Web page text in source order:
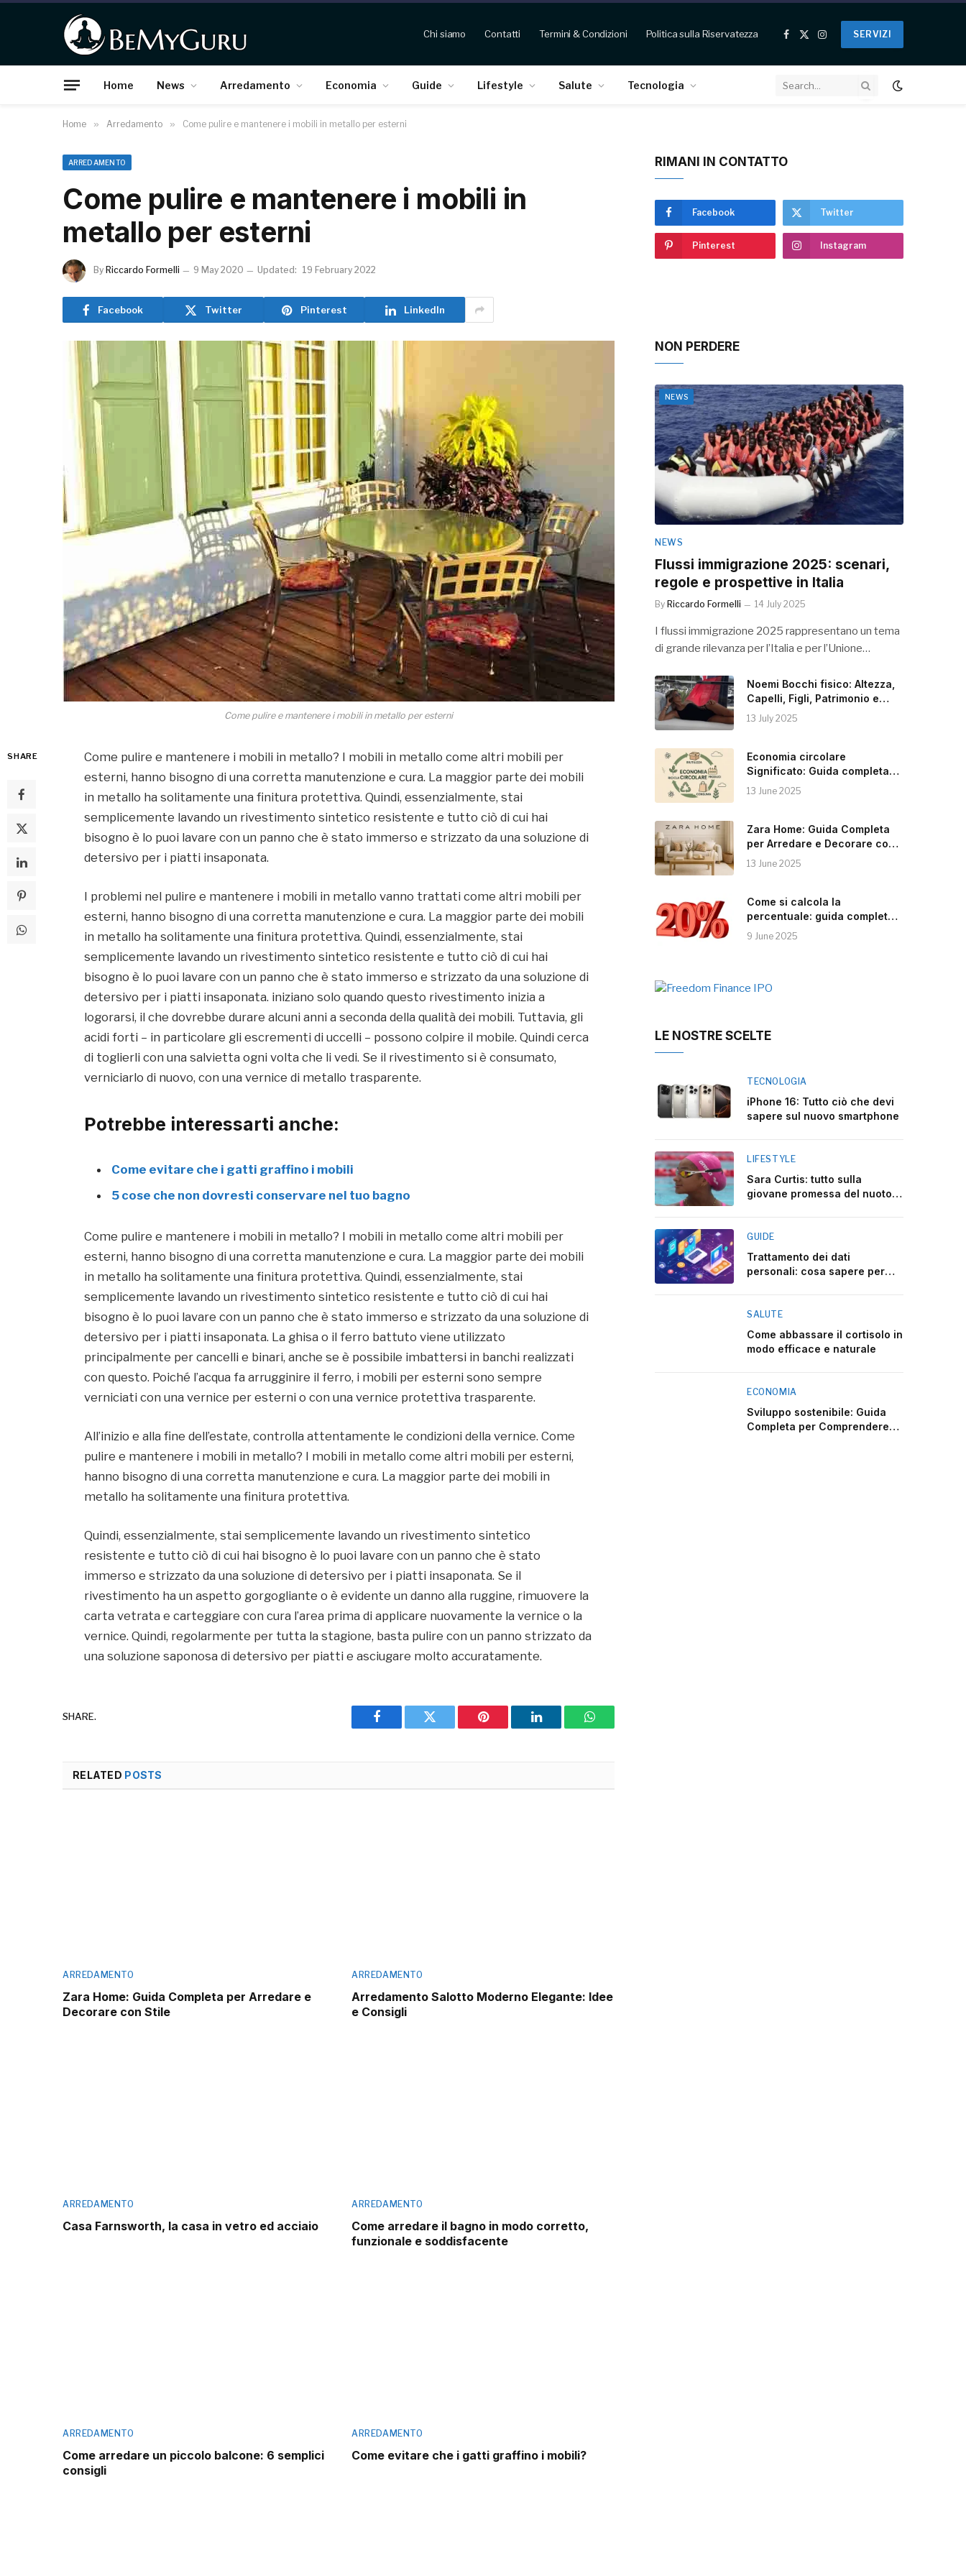
Chi siamo Contatti Termini & Condizioni Politica sulla Riservatezza
Facebook
X
Instagram
SERVIZI
Home News Arredamento Economia Guide Lifestyle Salute Tecnologia
Home » Arredamento » Come pulire e mantenere i mobili in metallo per esterni
ARREDAMENTO
Come pulire e mantenere i mobili in
metallo per esterni
By Riccardo Formelli 9 May 2020 Updated: 19 February 2022
Facebook Twitter Pinterest LinkedIn
Come pulire e mantenere i mobili in metallo per esterni
SHARE
Come pulire e mantenere i mobili in metallo? I mobili in metallo come altri mobili per
esterni, hanno bisogno di una corretta manutenzione e cura. La maggior parte dei mobili
in metallo ha solitamente una finitura protettiva. Quindi, essenzialmente, stai
semplicemente lavando un rivestimento sintetico resistente e tutto ciò di cui hai
bisogno è lo puoi lavare con un panno che è stato immerso e strizzato da una soluzione di
detersivo per i piatti insaponata.
I problemi nel pulire e mantenere i mobili in metallo vanno trattati come altri mobili per
esterni, hanno bisogno di una corretta manutenzione e cura. La maggior parte dei mobili
in metallo ha solitamente una finitura protettiva. Quindi, essenzialmente, stai
semplicemente lavando un rivestimento sintetico resistente e tutto ciò di cui hai
bisogno è lo puoi lavare con un panno che è stato immerso e strizzato da una soluzione di
detersivo per i piatti insaponata. iniziano solo quando questo rivestimento inizia a
logorarsi, il che dovrebbe durare alcuni anni a seconda della qualità dei mobili. Tuttavia, gli
acidi forti – in particolare gli escrementi di uccelli – possono colpire il mobile. Quindi cerca
di toglierli con una salvietta ogni volta che li vedi. Se il rivestimento si è consumato,
verniciarlo di nuovo, con una vernice di metallo trasparente.
Potrebbe interessarti anche:
Come evitare che i gatti graffino i mobili
5 cose che non dovresti conservare nel tuo bagno
Come pulire e mantenere i mobili in metallo? I mobili in metallo come altri mobili per
esterni, hanno bisogno di una corretta manutenzione e cura. La maggior parte dei mobili
in metallo ha solitamente una finitura protettiva. Quindi, essenzialmente, stai
semplicemente lavando un rivestimento sintetico resistente e tutto ciò di cui hai
bisogno è lo puoi lavare con un panno che è stato immerso e strizzato da una soluzione di
detersivo per i piatti insaponata. La ghisa o il ferro battuto viene utilizzato
principalmente per cancelli e binari, anche se è possibile imbattersi in banchi realizzati
con questo. Poiché l’acqua fa arrugginire il ferro, i mobili per esterni sono sempre
verniciati con una vernice per esterni o con una vernice protettiva trasparente.
All’inizio e alla fine dell’estate, controlla attentamente le condizioni della vernice. Come
pulire e mantenere i mobili in metallo? I mobili in metallo come altri mobili per esterni,
hanno bisogno di una corretta manutenzione e cura. La maggior parte dei mobili in
metallo ha solitamente una finitura protettiva.
Quindi, essenzialmente, stai semplicemente lavando un rivestimento sintetico
resistente e tutto ciò di cui hai bisogno è lo puoi lavare con un panno che è stato
immerso e strizzato da una soluzione di detersivo per i piatti insaponata. Se il
rivestimento ha un aspetto gorgogliante o è evidente un danno alla ruggine, rimuovere la
carta vetrata e carteggiare con cura l’area prima di applicare nuovamente la vernice o la
vernice. Quindi, regolarmente per tutta la stagione, basta pulire con un panno strizzato da
una soluzione saponosa di detersivo per piatti e asciugare molto accuratamente.
SHARE.
Facebook Twitter Pinterest LinkedIn WhatsApp
RELATED POSTS
ARREDAMENTO
Zara Home: Guida Completa per Arredare e
Decorare con Stile
ARREDAMENTO
Arredamento Salotto Moderno Elegante: Idee
e Consigli
ARREDAMENTO
Casa Farnsworth, la casa in vetro ed acciaio
ARREDAMENTO
Come arredare il bagno in modo corretto,
funzionale e soddisfacente
ARREDAMENTO
Come arredare un piccolo balcone: 6 semplici
consigli
ARREDAMENTO
Come evitare che i gatti graffino i mobili?
RIMANI IN CONTATTO
Facebook Twitter
Pinterest Instagram
NON PERDERE
NEWS
NEWS
Flussi immigrazione 2025: scenari,
regole e prospettive in Italia
By Riccardo Formelli 14 July 2025
I flussi immigrazione 2025 rappresentano un tema
di grande rilevanza per l’Italia e per l’Unione…
Noemi Bocchi fisico: Altezza,
Capelli, Figli, Patrimonio e
Instagram
13 July 2025
Economia circolare
Significato: Guida completa
alla Sostenibilità
13 June 2025
Zara Home: Guida Completa
per Arredare e Decorare con
Stile
13 June 2025
Come si calcola la
percentuale: guida completa e
pratica
9 June 2025
LE NOSTRE SCELTE
TECNOLOGIA
iPhone 16: Tutto ciò che devi
sapere sul nuovo smartphone
LIFESTYLE
Sara Curtis: tutto sulla
giovane promessa del nuoto
GUIDE
Trattamento dei dati
personali: cosa sapere per
SALUTE
Come abbassare il cortisolo in
modo efficace e naturale
ECONOMIA
Sviluppo sostenibile: Guida
Completa per Comprendere